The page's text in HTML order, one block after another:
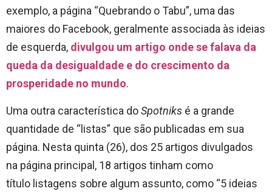
exemplo, a página “Quebrando o Tabu”, uma das
maiores do Facebook, geralmente associada às ideias
de esquerda, divulgou um artigo onde se falava da
queda da desigualdade e do crescimento da
prosperidade no mundo.
Uma outra característica doSpotniks é a grande
quantidade de “listas” que são publicadas em sua
página. Nesta quinta (26), dos 25 artigos divulgados
na página principal, 18 artigos tinham como
título listagens sobre algum assunto, como “5 ideias